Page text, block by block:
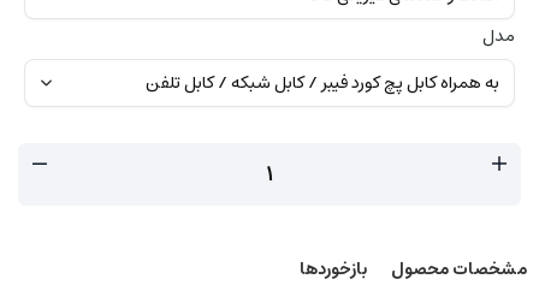
مدل
مشخصات محصول بازخوردها